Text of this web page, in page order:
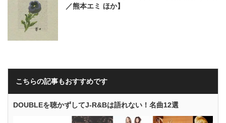
／熊本エミ ほか】
こちらの記事もおすすめです
DOUBLEを聴かずしてJ-R&Bは語れない！名曲12選